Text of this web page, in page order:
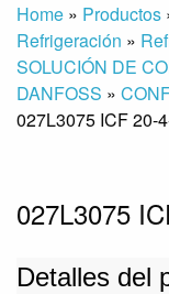
Home » Productos
Refrigeración »
SOLUCIÓN DE
DANFOSS »
027L3075 ICF 20-
027L3075
Detalles del